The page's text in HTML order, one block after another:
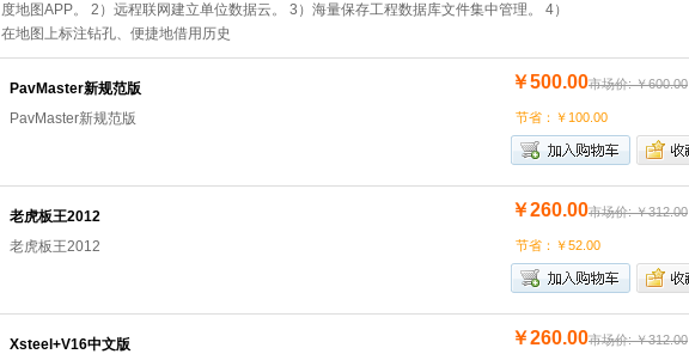
度地图APP。 2）远程联网建立单位数据云。 3）海量保存工程数据库文件集中管理。 4）
在地图上标注钻孔、便捷地借用历史
PavMaster新规范版
PavMaster新规范版
￥500.00市场价: ￥600.00
节省：￥100.00
老虎板王2012
老虎板王2012
￥260.00市场价: ￥312.00
节省：￥52.00
Xsteel+V16中文版
￥260.00市场价: ￥312.00